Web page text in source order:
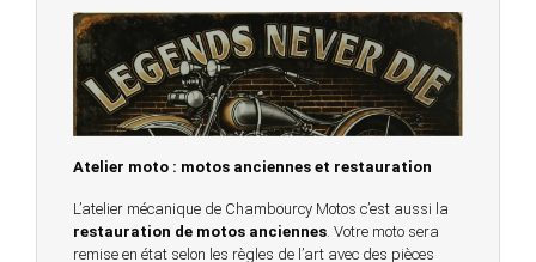
Atelier moto : motos anciennes et restauration
L’atelier mécanique de Chambourcy Motos c’est aussi la
restauration de motos anciennes . Votre moto sera
remise en état selon les règles de l’art avec des pièces